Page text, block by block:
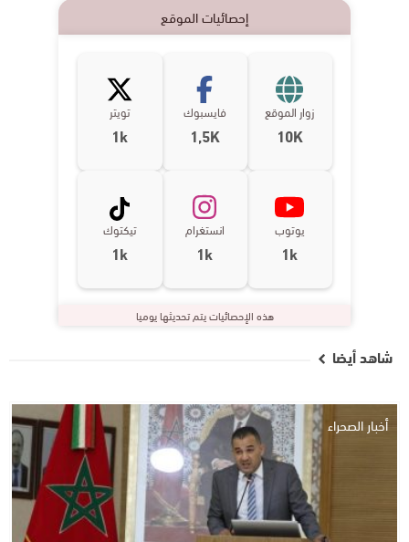
إحصائيات الموقع
زوار الموقع
10K
فايسبوك
1,5K
تويتر
1k
يوتوب
1k
انستغرام
1k
تيكتوك
1k
هذه الإحصائيات يتم تحديثها يوميا
شاهد أيضا
أخبار الصحراء